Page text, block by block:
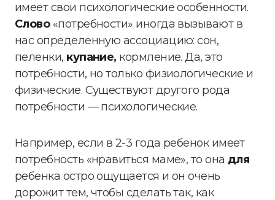
имеет свои психологические особенности.
Слово«потребности» иногда вызывают в
нас определенную ассоциацию: сон,
пеленки, купание, кормление. Да, это
потребности, но только физиологические и
физические. Существуют другого рода
потребности — психологические.
Например, если в 2-3 года ребенок имеет
потребность «нравиться маме», то она для
ребенка остро ощущается и он очень
дорожит тем, чтобы сделать так, как